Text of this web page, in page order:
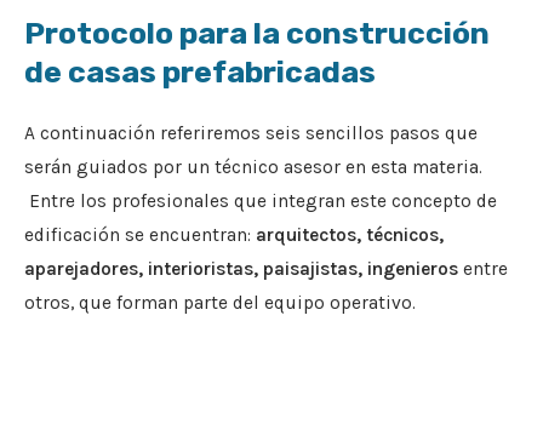
Protocolo para la construcción
de casas prefabricadas
A continuación referiremos seis sencillos pasos que
serán guiados por un técnico asesor en esta materia.
Entre los profesionales que integran este concepto de
edificación se encuentran: arquitectos, técnicos,
aparejadores, interioristas, paisajistas, ingenieros entre
otros, que forman parte del equipo operativo.